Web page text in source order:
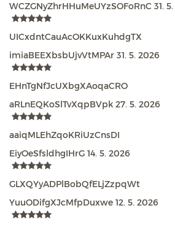
WCZGNyZhrHHuMeUYzSOFoRnC 31.
UICxdntCauAcOKKuxKuhdgTX
imiaBEEXbsbUjvVtMPAr 31. 5. 2026
EHnTgNfJcUXbgXAoqaCRO
aRLnEQKoSlTvXqpBVpk 27. 5. 2026
aaiqMLEhZqoKRiUzCnsDI
EiyOeSfsldhgIHrG 14. 5. 2026
GLXQYyADPlBobQfELjZzpqWt
YuuODifgXJcMfpDuxwe 12. 5. 2026